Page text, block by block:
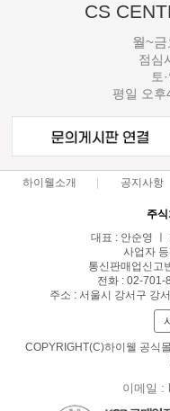
CS
월~금
점심
토
평일 오후
하이웰소개 공지사항
주
대표 : 안순영 ㅣ
사업자
통신판매업신고
전화 : 02-701-
주소 : 서울시 강서구 강
COPYRIGHT(C)하이웰 공식
이메일 :